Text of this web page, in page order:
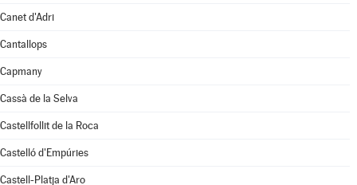
Canet d'Adri
Cantallops
Capmany
Cassà de la Selva
Castellfollit de la Roca
Castelló d'Empúries
Castell-Platja d'Aro